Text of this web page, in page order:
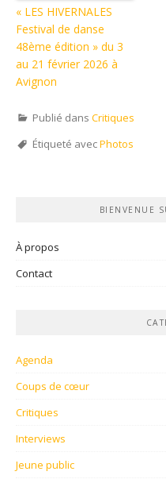
« LES HIVERNALES
Festival de danse
48ème édition » du 3
au 21 février 2026 à
Avignon
Publié dans Critiques
Étiqueté avecPhotos
BIENVENUE
À propos
Contact
Agenda
Coups de cœur
Critiques
Interviews
Jeune public